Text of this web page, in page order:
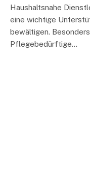
Haushaltsnahe
eine wichtige
bewältigen.
Pflegebedürftige…